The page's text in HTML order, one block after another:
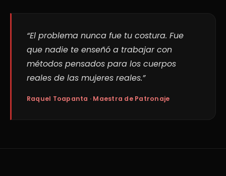
“El problema nunca fue tu costura. Fue
que nadie te enseñó a trabajar con
métodos pensados para los cuerpos
reales de las mujeres reales.”
Raquel Toapanta · Maestra de Patronaje